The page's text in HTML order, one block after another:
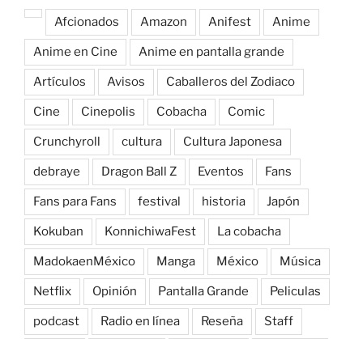
Afcionados Amazon Anifest Anime
Anime en Cine Anime en pantalla grande
Artículos Avisos Caballeros del Zodiaco
Cine Cinepolis Cobacha Comic
Crunchyroll cultura Cultura Japonesa
debraye Dragon Ball Z Eventos Fans
Fans para Fans festival historia Japón
Kokuban KonnichiwaFest La cobacha
MadokaenMéxico Manga México Música
Netflix Opinión Pantalla Grande Peliculas
podcast Radio en línea Reseña Staff